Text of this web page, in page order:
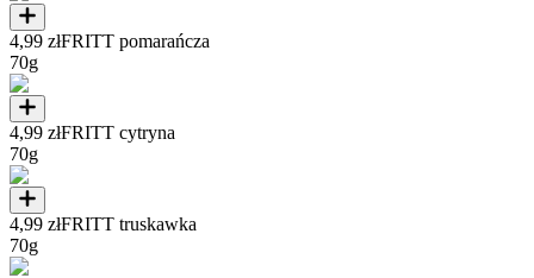
4,99 złFRITT pomarańcza
70g
4,99 złFRITT cytryna
70g
4,99 złFRITT truskawka
70g